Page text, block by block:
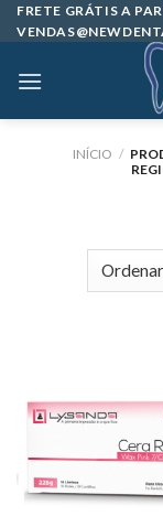
Skip
to
FRETE GRÁTIS A
INÍCIO /